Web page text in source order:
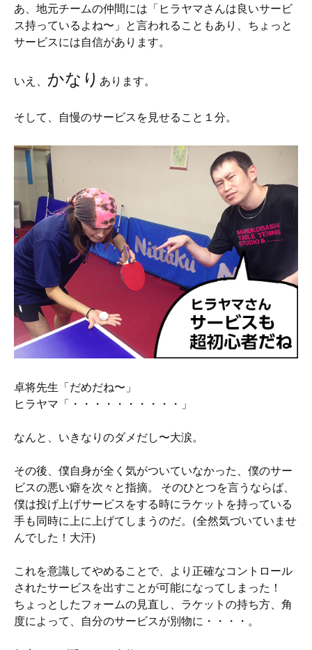
あ、地元チームの仲間には「ヒラヤマさんは良いサービ
ス持っているよね〜」と言われることもあり、ちょっと
サービスには自信があります。
いえ、 かなり あります。
そして、自慢のサービスを見せること１分。
卓将先生「だめだね〜」
ヒラヤマ「・・・・・・・・・・」
なんと、いきなりのダメだし〜大涙。
その後、僕自身が全く気がついていなかった、僕のサー
ビスの悪い癖を次々と指摘。 そのひとつを言うならば、
僕は投げ上げサービスをする時にラケットを持っている
手も同時に上に上げてしまうのだ。(全然気づいていませ
んでした！大汗)
これを意識してやめることで、より正確なコントロール
されたサービスを出すことが可能になってしまった！
ちょっとしたフォームの見直し、ラケットの持ち方、角
度によって、自分のサービスが別物に・・・・。